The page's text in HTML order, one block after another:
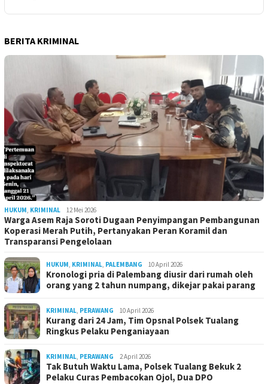
BERITA KRIMINAL
HUKUM, KRIMINAL 12 Mei 2026
Warga Asem Raja Soroti Dugaan Penyimpangan Pembangunan
Koperasi Merah Putih, Pertanyakan Peran Koramil dan
Transparansi Pengelolaan
HUKUM, KRIMINAL, PALEMBANG 10 April 2026
Kronologi pria di Palembang diusir dari rumah oleh
orang yang 2 tahun numpang, dikejar pakai parang
KRIMINAL, PERAWANG 10 April 2026
Kurang dari 24 Jam, Tim Opsnal Polsek Tualang
Ringkus Pelaku Penganiayaan
KRIMINAL, PERAWANG 2 April 2026
Tak Butuh Waktu Lama, Polsek Tualang Bekuk 2
Pelaku Curas Pembacokan Ojol, Dua DPO